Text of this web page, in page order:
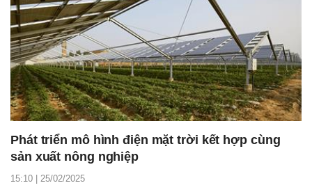
Phát triển mô hình điện mặt trời kết hợp cùng
sản xuất nông nghiệp
15:10 | 25/02/2025